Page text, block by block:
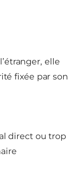
elle
fixée par son
direct ou trop